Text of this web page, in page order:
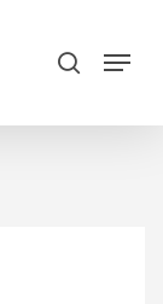
search
Menu
Close